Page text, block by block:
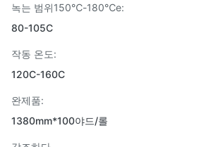
녹는 범위150℃-180℃e:
80-105C
작동 온도:
120C-160C
완제품:
1380mm*100야드/롤